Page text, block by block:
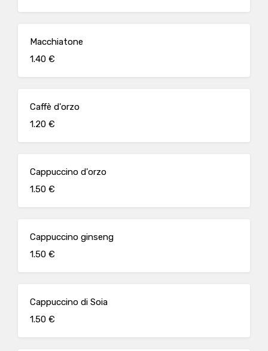
Macchiatone
1.40 €
Caffè d'orzo
1.20 €
Cappuccino d'orzo
1.50 €
Cappuccino ginseng
1.50 €
Cappuccino di Soia
1.50 €